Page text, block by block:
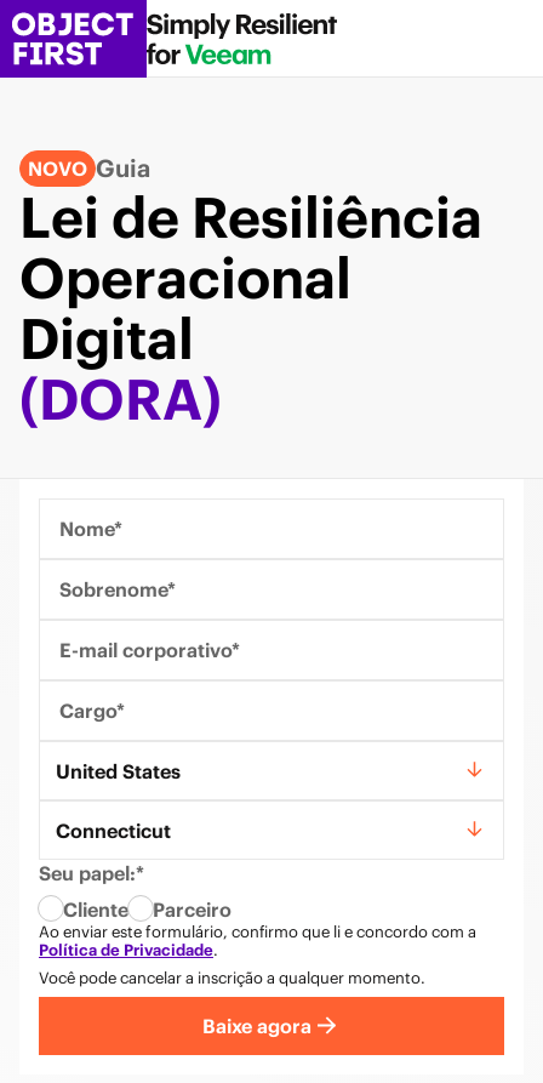
NOVO Guia
Lei de Resiliência
Operacional
Digital
(DORA)
Nome*
Sobrenome*
E-mail corporativo*
Cargo*
País*
United States
Estado*
Connecticut
Seu papel:*
Cliente
Parceiro
Ao enviar este formulário, confirmo que li e concordo com a
Política de Privacidade.
Você pode cancelar a inscrição a qualquer momento.
Baixe agora